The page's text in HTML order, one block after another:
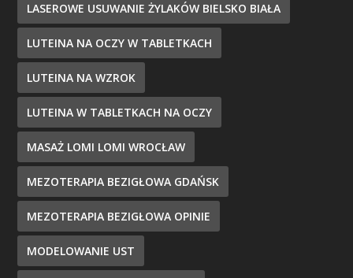
LASEROWE USUWANIE ŻYLAKÓW BIELSKO BIAŁA
LUTEINA NA OCZY W TABLETKACH
LUTEINA NA WZROK
LUTEINA W TABLETKACH NA OCZY
MASAŻ LOMI LOMI WROCŁAW
MEZOTERAPIA BEZIGŁOWA GDAŃSK
MEZOTERAPIA BEZIGŁOWA OPINIE
MODELOWANIE UST